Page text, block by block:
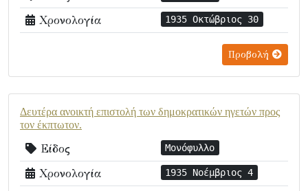
Χρονολογία
1935 Οκτώβριος 30
Προβολή
Δευτέρα ανοικτή επιστολή των δημοκρατικών ηγετών προς
τον έκπτωτον.
Είδος Μονόφυλλο
Χρονολογία 1935 Νοέμβριος 4